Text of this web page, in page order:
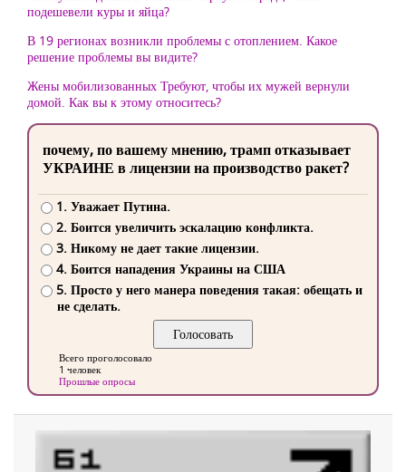
подешевели куры и яйца?
В 19 регионах возникли проблемы с отоплением. Какое
решение проблемы вы видите?
Жены мобилизованных Требуют, чтобы их мужей вернули
домой. Как вы к этому относитесь?
почему, по вашему мнению, трамп отказывает
УКРАИНЕ в лицензии на производство ракет?
1. Уважает Путина.
2. Боится увеличить эскалацию конфликта.
3. Никому не дает такие лицензии.
4. Боится нападения Украины на США
5. Просто у него манера поведения такая: обещать и
не сделать.
Всего проголосовало
1 человек
Прошлые опросы